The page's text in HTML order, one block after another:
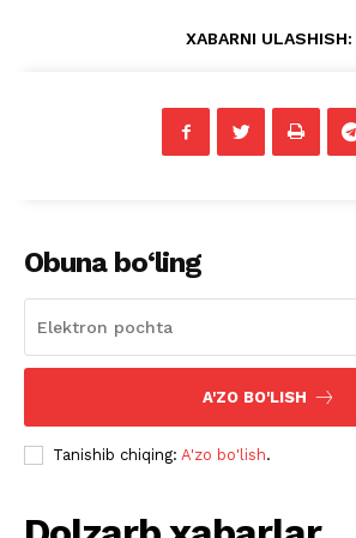
XABARNI ULASHISH:
Obuna bo‘ling
A'ZO BO'LISH
Tanishib chiqing: A'zo bo'lish.